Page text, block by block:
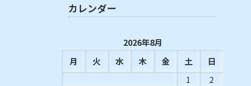
カレンダー
2026年8月
月
火 水 木 金 土
日
1
2